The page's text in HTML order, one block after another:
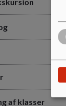
af klasser